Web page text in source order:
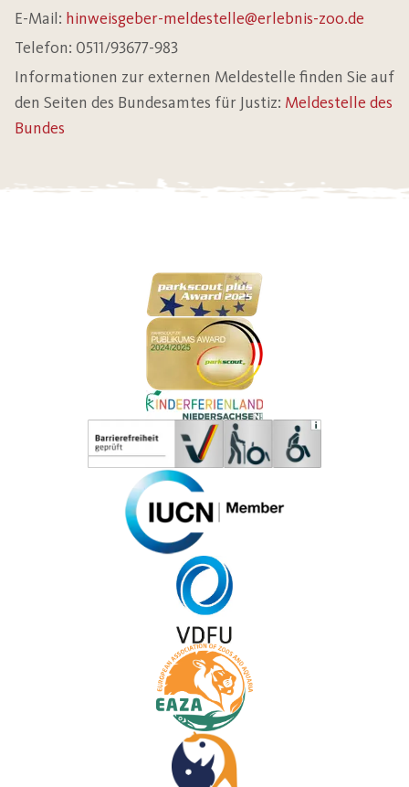
E-Mail: hinweisgeber-meldestelle@erlebnis-zoo.de
Telefon: 0511/93677-983
Informationen zur externen Meldestelle finden Sie auf
den Seiten des Bundesamtes für Justiz: Meldestelle des
Bundes